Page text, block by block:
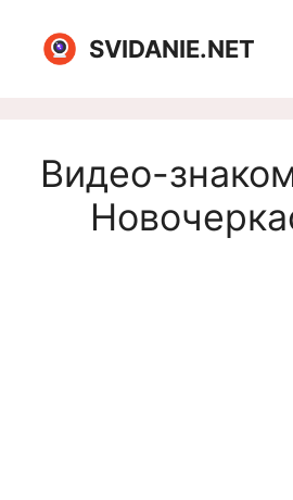
содержимому
SVIDANIE.NET
Видео-